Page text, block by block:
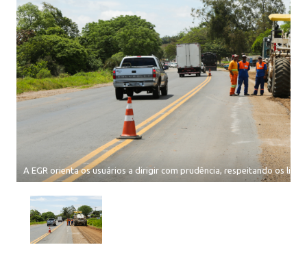
A EGR orienta os usuários a dirigir com prudência, respeitando os